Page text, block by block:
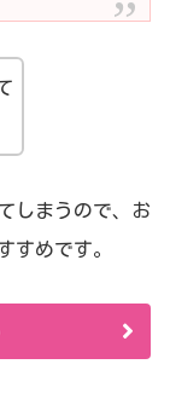
しまうので、お
すめです。